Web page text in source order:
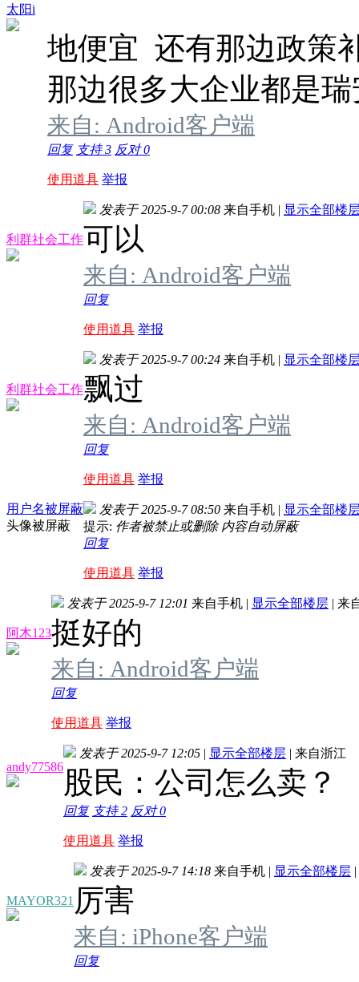
太阳i
地便宜 还有那边政策
那边很多大企业都是
来自: Android客户端
回复 支持3 反对0
使用道具 举报
利群社会工作
发表于 2025-9-7 00:08 来自手机 | 显示全部楼
可以
来自: Android客户端
回复
使用道具 举报
利群社会工作
发表于 2025-9-7 00:24 来自手机 | 显示全部楼
飘过
来自: Android客户端
回复
使用道具 举报
用户名被屏蔽
头像被屏蔽
发表于 2025-9-7 08:50 来自手机 | 显示全部楼
提示: 作者被禁止或删除 内容自动屏蔽
回复
使用道具 举报
阿木123
发表于 2025-9-7 12:01 来自手机 | 显示全部楼层 | 来
挺好的
来自: Android客户端
回复
使用道具 举报
andy77586
发表于 2025-9-7 12:05 | 显示全部楼层 | 来自浙江
股民：公司怎么卖？
回复 支持2 反对0
使用道具 举报
MAYOR321
发表于 2025-9-7 14:18 来自手机 | 显示全部楼层 |
厉害
来自: iPhone客户端
回复